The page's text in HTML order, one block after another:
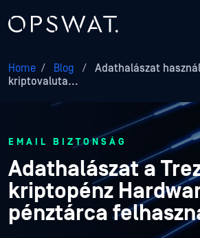
Home / Blog /
Adathalászat
kriptovaluta...
EMAIL BIZTONSÁG
Adathalászat a
kriptopénz
pénztárca